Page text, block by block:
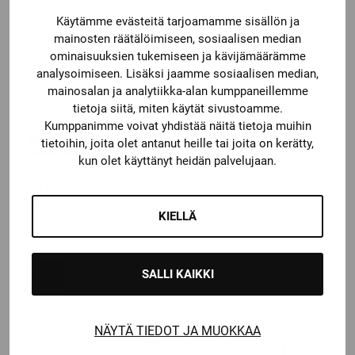
Käytämme evästeitä tarjoamamme sisällön ja
mainosten räätälöimiseen, sosiaalisen median
ominaisuuksien tukemiseen ja kävijämäärämme
analysoimiseen. Lisäksi jaamme sosiaalisen median,
mainosalan ja analytiikka-alan kumppaneillemme
tietoja siitä, miten käytät sivustoamme.
Kumppanimme voivat yhdistää näitä tietoja muihin
tietoihin, joita olet antanut heille tai joita on kerätty,
kun olet käyttänyt heidän palvelujaan.
KIELLÄ
SALLI KAIKKI
NÄYTÄ TIEDOT JA MUOKKAA
Bauer
BAUER VAPOR X5PRO
MAALIVAHDIN PATJAT
range:
599,00 €
849,00 €
Bauer
BAUER SUPREME
SHADOW
MAALIVAHDIN PATJAT